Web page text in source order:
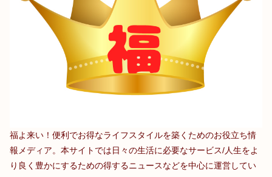
福よ来い！便利でお得なライフスタイルを築くためのお役立ち情
報メディア。本サイトでは日々の生活に必要なサービス/人生をよ
り良く豊かにするための得するニュースなどを中心に運営してい